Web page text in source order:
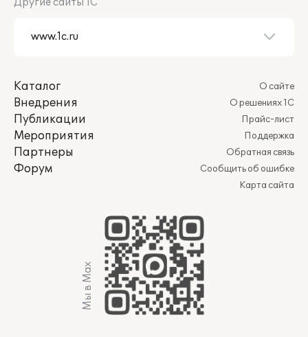
Другие сайты 1С
Каталог
Внедрения
Публикации
Мероприятия
Партнеры
Форум
О сайте
О решениях 1С
Прайс-лист
Поддержка
Обратная связь
Сообщить об ошибке
Карта сайта
Мы в Max